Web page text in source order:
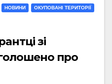
НОВИНИ ОКУПОВАНІ ТЕРИТОРІЇ
зі
про